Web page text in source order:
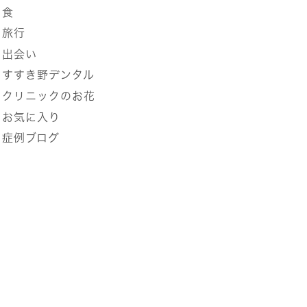
食
旅行
出会い
すすき野デンタル
クリニックのお花
お気に入り
症例ブログ